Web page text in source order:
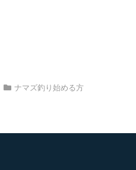
ナマズ釣り始める方